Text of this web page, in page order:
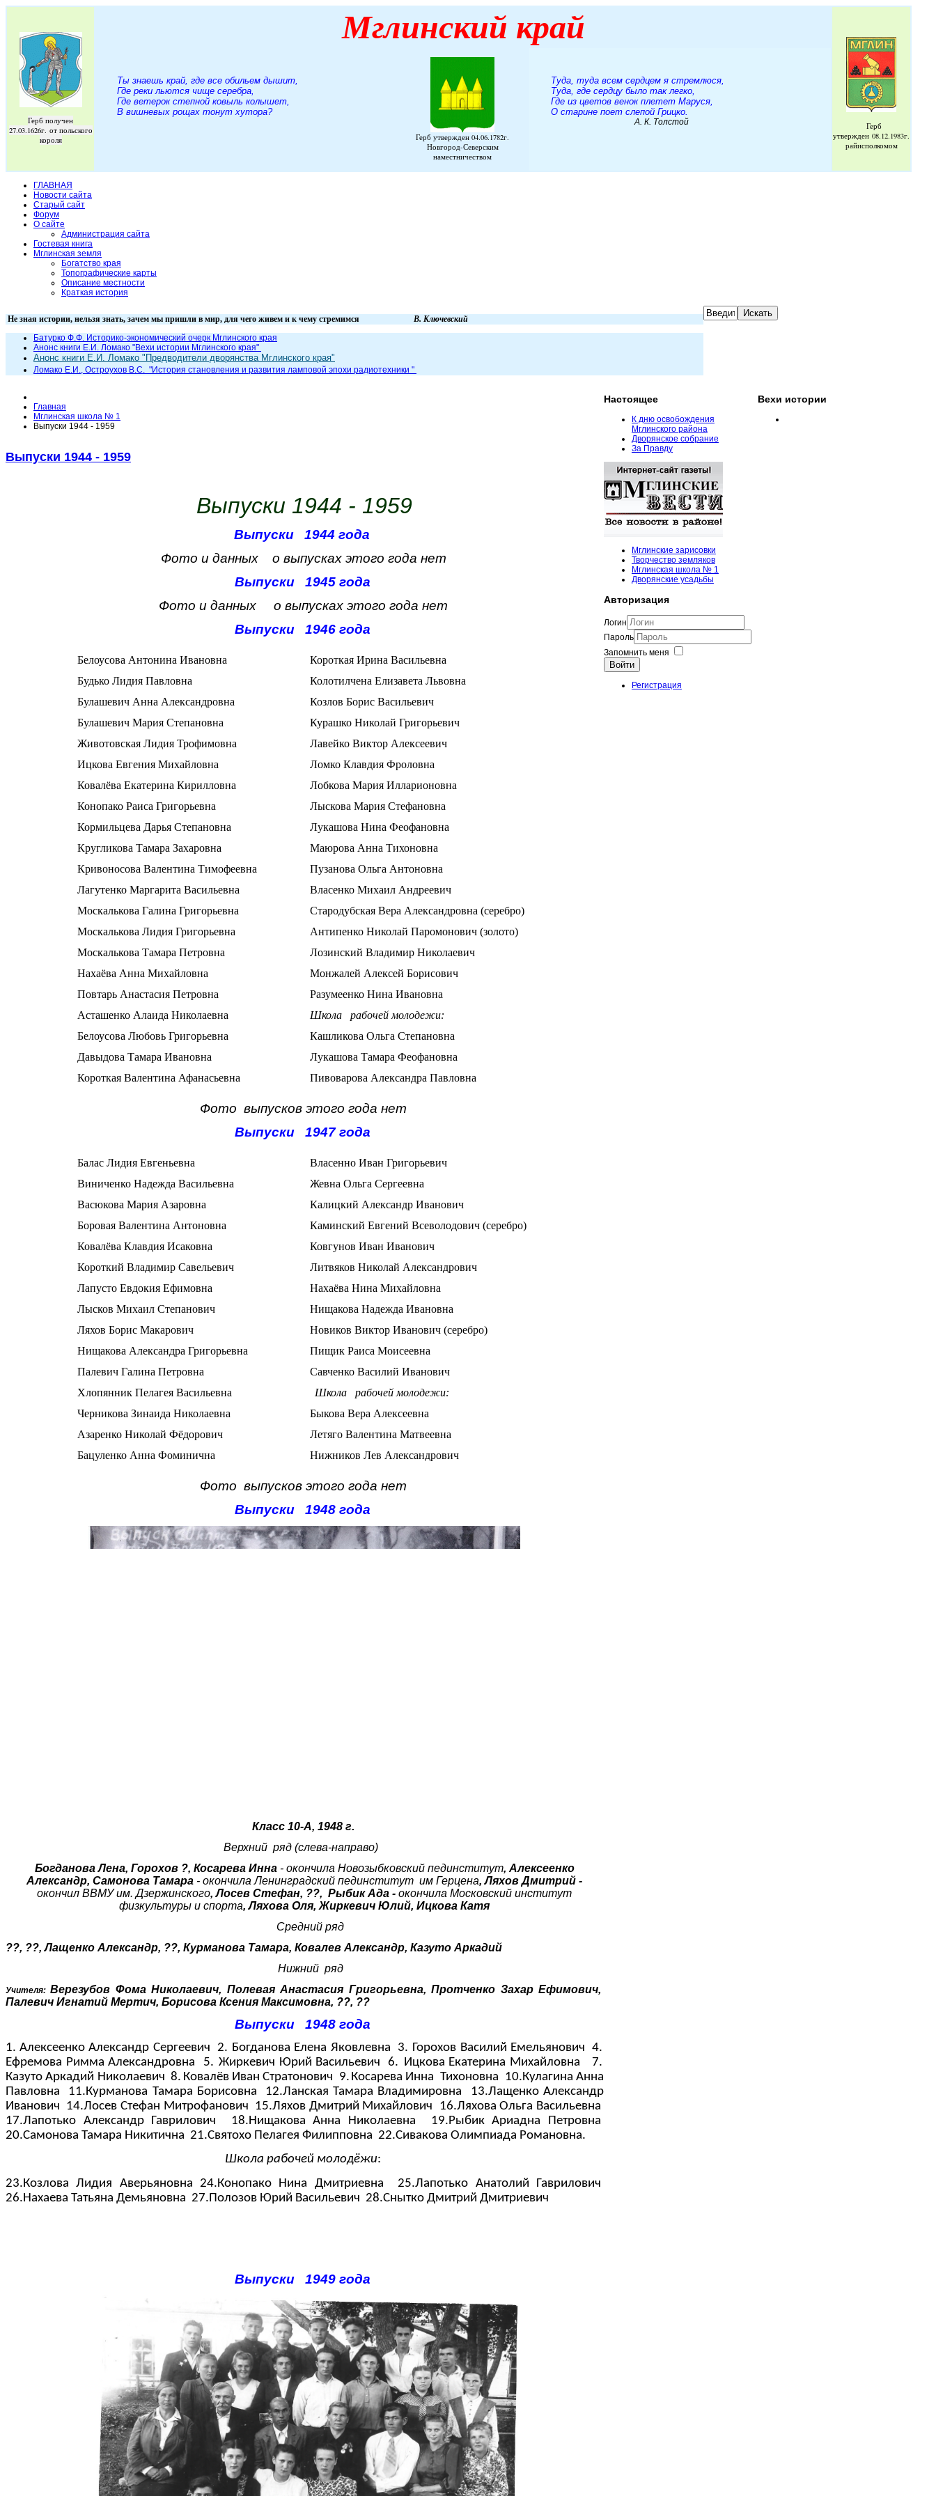
Герб получен
27.03.1626г. от польского
короля
Мглинский край
Герб
утвержден 08.12.1983г.
райисполкомом
Ты знаешь край, где все обильем дышит,
Где реки льются чище серебра,
Где ветерок степной ковыль колышет,
В вишневых рощах тонут хутора?
Герб утвержден 04.06.1782г.
Новгород-Северским
наместничеством
Туда, туда всем сердцем я стремлюся,
Туда, где сердцу было так легко,
Где из цветов венок плетет Маруся,
О старине поет слепой Грицко.
А. К. Толстой
ГЛАВНАЯ
Новости сайта
Старый сайт
Форум
О сайте
Администрация сайта
Гостевая книга
Мглинская земля
Богатство края
Топографические карты
Описание местности
Краткая история
Не зная истории, нельзя знать, зачем мы пришли в мир, для чего живем и к чему стремимся В. Ключевский
Батурко Ф.Ф. Историко-экономический очерк Мглинского края
Анонс книги Е.И. Ломако "Вехи истории Мглинского края"
Анонс книги Е.И. Ломако "Предводители дворянства Мглинского края"
Ломако Е.И., Остроухов В.С. "История становления и развития ламповой эпохи радиотехники "
Главная
Мглинская школа № 1
Выпуски 1944 - 1959
Выпуски 1944 - 1959
Выпуски 1944 - 1959
Выпуски 1944 года
Фото и данных
о выпусках этого года нет
Выпуски 1945 года
Фото и данных
о выпусках этого года нет
Выпуски 1946 года
Белоусова Антонина Ивановна
Будько Лидия Павловна
Булашевич Анна Александровна
Булашевич Мария Степановна
Животовская Лидия Трофимовна
Ицкова Евгения Михайловна
Ковалёва Екатерина Кирилловна
Конопако Раиса Григорьевна
Кормильцева Дарья Степановна
Кругликова Тамара Захаровна
Кривоносова Валентина Тимофеевна
Лагутенко Маргарита Васильевна
Москалькова Галина Григорьевна
Москалькова Лидия Григорьевна
Москалькова Тамара Петровна
Нахаёва Анна Михайловна
Повтарь Анастасия Петровна
Асташенко Алаида Николаевна
Белоусова Любовь Григорьевна
Давыдова Тамара Ивановна
Короткая Валентина Афанасьевна
Короткая Ирина Васильевна
Колотилчена Елизавета Львовна
Козлов Борис Васильевич
Курашко Николай Григорьевич
Лавейко Виктор Алексеевич
Ломко Клавдия Фроловна
Лобкова Мария Илларионовна
Лыскова Мария Стефановна
Лукашова Нина Феофановна
Маюрова Анна Тихоновна
Пузанова Ольга Антоновна
Власенко Михаил Андреевич
Стародубская Вера Александровна (серебро)
Антипенко Николай Паромонович (золото)
Лозинский Владимир Николаевич
Монжалей Алексей Борисович
Разумеенко Нина Ивановна
Школа рабочей молодежи:
Кашликова Ольга Степановна
Лукашова Тамара Феофановна
Пивоварова Александра Павловна
Фото выпусков этого года нет
Выпуски 1947 года
Балас Лидия Евгеньевна
Виниченко Надежда Васильевна
Васюкова Мария Азаровна
Боровая Валентина Антоновна
Ковалёва Клавдия Исаковна
Короткий Владимир Савельевич
Лапусто Евдокия Ефимовна
Лысков Михаил Степанович
Ляхов Борис Макарович
Нищакова Александра Григорьевна
Палевич Галина Петровна
Хлопянник Пелагея Васильевна
Черникова Зинаида Николаевна
Азаренко Николай Фёдорович
Бацуленко Анна Фоминична
Власенно Иван Григорьевич
Жевна Ольга Сергеевна
Калицкий Александр Иванович
Каминский Евгений Всеволодович (серебро)
Ковгунов Иван Иванович
Литвяков Николай Александрович
Нахаёва Нина Михайловна
Нищакова Надежда Ивановна
Новиков Виктор Иванович (серебро)
Пищик Раиса Моисеевна
Савченко Василий Иванович
Школа рабочей молодежи:
Быкова Вера Алексеевна
Летяго Валентина Матвеевна
Нижников Лев Александрович
Фото выпусков этого года нет
Выпуски 1948 года
Класс 10-А, 1948 г.
Верхний ряд (слева-направо)
Богданова Лена, Горохов ?, Косарева Инна - окончила Новозыбковский пединститут, Алексеенко
Александр, Самонова Тамара - окончилаЛенинградский пединститут им Герцена, Ляхов Дмитрий -
окончил ВВМУ им. Дзержинского, Лосев Стефан, ??, Рыбик Ада -окончила Московский институт
физкультуры и спорта, Ляхова Оля, Жиркевич Юлий, Ицкова Катя
Средний ряд
??, ??, Лащенко Александр, ??, Курманова Тамара, Ковалев Александр, Казуто Аркадий
Нижний ряд
Учителя:Верезубов Фома Николаевич, Полевая Анастасия Григорьевна, Протченко Захар Ефимович,
Палевич Игнатий Мертич, Борисова Ксения Максимовна, ??, ??
Выпуски 1948 года
1. Алексеенко Александр Сергеевич 2. Богданова Елена Яковлевна 3. Горохов Василий Емельянович 4.
Ефремова Римма Александровна
5. Жиркевич Юрий Васильевич 6. Ицкова Екатерина Михайловна
7.
Казуто Аркадий Николаевич 8. Ковалёв Иван Стратонович 9. Косарева Инна Тихоновна 10.Кулагина Анна
Павловна
11.Курманова Тамара Борисовна 12.Ланская Тамара Владимировна
13.Лащенко Александр
Иванович 14.Лосев Стефан Митрофанович 15.Ляхов Дмитрий Михайлович
16.Ляхова Ольга Васильевна
17.Лапотько Александр Гаврилович
18.Нищакова Анна Николаевна
19.Рыбик Ариадна Петровна
20.Самонова Тамара Никитична 21.Святохо Пелагея Филипповна 22.Сивакова Олимпиада Романовна.
Школа рабочей молодёжи:
23.Козлова Лидия Аверьяновна 24.Конопако Нина Дмитриевна
25.Лапотько Анатолий Гаврилович
26.Нахаева Татьяна Демьяновна 27.Полозов Юрий Васильевич 28.Снытко Дмитрий Дмитриевич
Выпуски 1949 года
Настоящее
К дню освобождения
Мглинского района
Дворянское собрание
За Правду
Мглинские зарисовки
Творчество земляков
Мглинская школа № 1
Дворянские усадьбы
Авторизация
Логин
Пароль
Запомнить меня
Войти
Регистрация
Вехи истории